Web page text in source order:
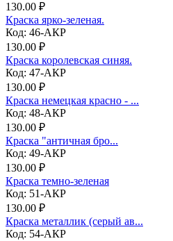
130.00 ₽
Краска ярко-зеленая.
Код: 46-АКР
130.00 ₽
Краска королевская синяя.
Код: 47-АКР
130.00 ₽
Краска немецкая красно - ...
Код: 48-АКР
130.00 ₽
Краска "античная бро...
Код: 49-АКР
130.00 ₽
Краска темно-зеленая
Код: 51-АКР
130.00 ₽
Краска металлик (серый ав...
Код: 54-АКР